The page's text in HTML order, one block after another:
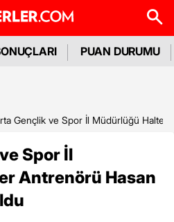
PUAN DURUMU
Gençlik ve Spor İl Müdürlüğü
Spor İl
Antrenörü Hasan